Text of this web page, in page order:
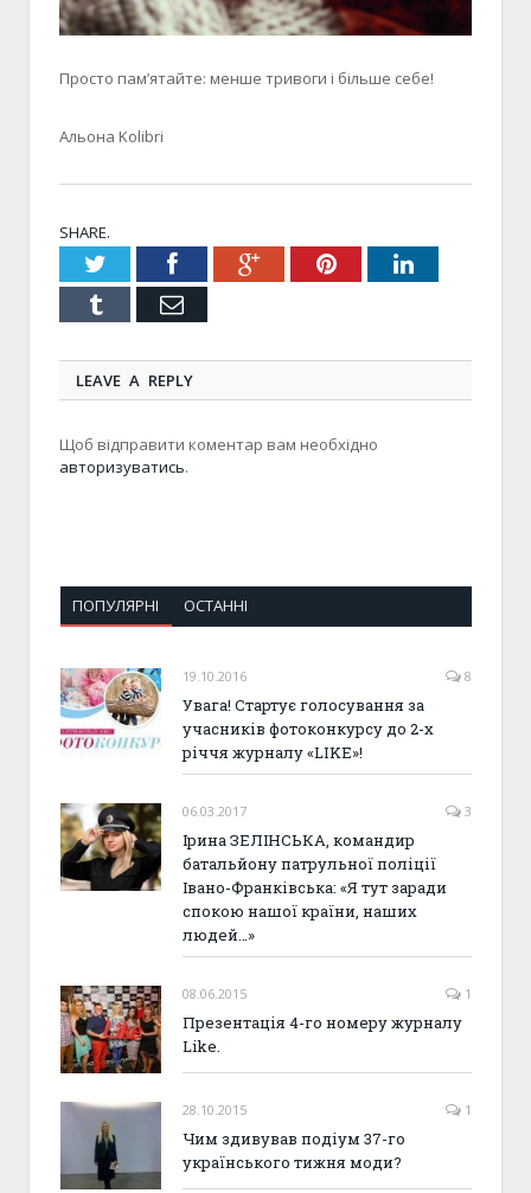
Просто пам’ятайте: менше тривоги і більше себе!
Альона Kolibri
SHARE.
TwitterFacebookGoogle+PinterestLinkedIn
Tumblr Email
LEAVE A REPLY
Щоб відправити коментар вам необхідно
авторизуватись.
ПОПУЛЯРНІ ОСТАННІ
19.10.2016 8
Увага! Стартує голосування за
учасників фотоконкурсу до 2-х
річчя журналу «LIKE»!
06.03.2017 3
Ірина ЗЕЛІНСЬКА, командир
батальйону патрульної поліції
Івано-Франківська: «Я тут заради
спокою нашої країни, наших
людей…»
08.06.2015 1
Презентація 4-го номеру журналу
Like.
28.10.2015 1
Чим здивував подіум 37-го
українського тижня моди?